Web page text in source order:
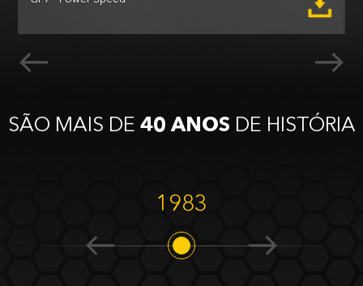
SÃO MAIS DE 40 ANOS DE HISTÓRIA
1983